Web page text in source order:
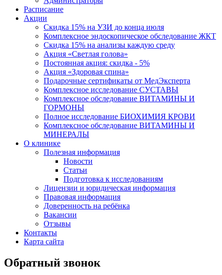
Расписание
Акции
Скидка 15% на УЗИ до конца июля
Комплексное эндоскопическое обследование ЖКТ
Скидка 15% на анализы каждую среду
Акция «Светлая голова»
Постоянная акция: скидка - 5%
Акция «Здоровая спина»
Подарочные сертификаты от МедЭксперта
Комплексное исследование СУСТАВЫ
Комплексное обследование ВИТАМИНЫ И
ГОРМОНЫ
Полное исследование БИОХИМИЯ КРОВИ
Комплексное обследование ВИТАМИНЫ И
МИНЕРАЛЫ
О клинике
Полезная информация
Новости
Статьи
Подготовка к исследованиям
Лицензии и юридическая информация
Правовая информация
Доверенность на ребёнка
Вакансии
Отзывы
Контакты
Карта сайта
Обратный звонок